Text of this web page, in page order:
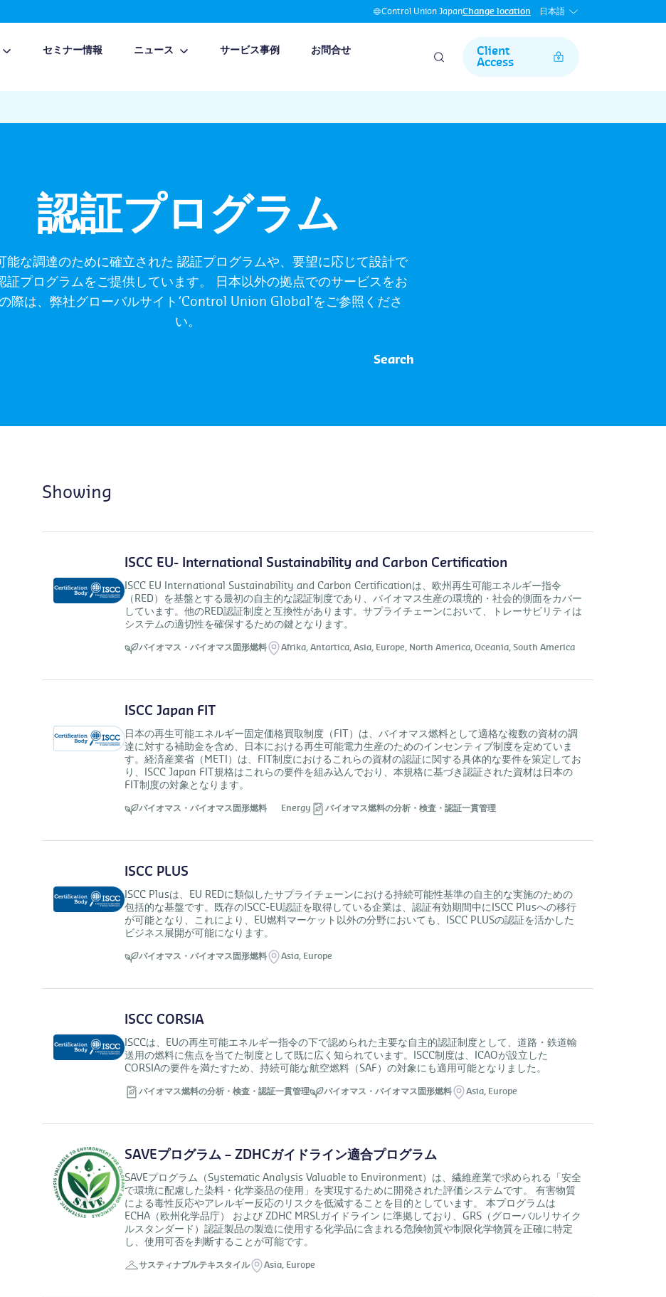
Control Union JapanChange location 日本語
セミナー情報 ニュース サービス事例
お問合せ
Client
Access
認証プログラム
能な調達のために確立された 認証プログラムや、要望に応じて設計で
証プログラムをご提供しています。 日本以外の拠点でのサービスをお
際は、弊社グローバルサイト ‘Control Union Global’をご参照くださ
い。
Search
Showing
ISCC EU- International Sustainability and Carbon Certification
ISCC EU International Sustainability and Carbon Certificationは、欧州再生可能エネルギー指令
（RED）を基盤とする最初の自主的な認証制度であり、バイオマス生産の環境的・社会的側面をカバー
しています。他のRED認証制度と互換性があります。サプライチェーンにおいて、トレーサビリティは
システムの適切性を確保するための鍵となります。
バイオマス・バイオマス固形燃料 Afrika, Antartica, Asia, Europe, North America, Oceania, South America
ISCC Japan FIT
日本の再生可能エネルギー固定価格買取制度（FIT）は、バイオマス燃料として適格な複数の資材の調
達に対する補助金を含め、日本における再生可能電力生産のためのインセンティブ制度を定めていま
す。経済産業省（METI）は、FIT制度におけるこれらの資材の認証に関する具体的な要件を策定してお
り、ISCC Japan FIT規格はこれらの要件を組み込んでおり、本規格に基づき認証された資材は日本の
FIT制度の対象となります。
バイオマス・バイオマス固形燃料 Energy バイオマス燃料の分析・検査・認証一貫管理
ISCC PLUS
ISCC Plusは、EU REDに類似したサプライチェーンにおける持続可能性基準の自主的な実施のための
包括的な基盤です。既存のISCC-EU認証を取得している企業は、認証有効期間中にISCC Plusへの移行
が可能となり、これにより、EU燃料マーケット以外の分野においても、ISCC PLUSの認証を活かした
ビジネス展開が可能になります。
バイオマス・バイオマス固形燃料 Asia, Europe
ISCC CORSIA
ISCCは、EUの再生可能エネルギー指令の下で認められた主要な自主的認証制度として、道路・鉄道輸
送用の燃料に焦点を当てた制度として既に広く知られています。ISCC制度は、ICAOが設立した
CORSIAの要件を満たすため、持続可能な航空燃料（SAF）の対象にも適用可能となりました。
バイオマス燃料の分析・検査・認証一貫管理 バイオマス・バイオマス固形燃料 Asia, Europe
SAVEプログラム – ZDHCガイドライン適合プログラム
SAVEプログラム（Systematic Analysis Valuable to Environment）は、繊維産業で求められる「安全
で環境に配慮した染料・化学薬品の使用」を実現するために開発された評価システムです。 有害物質
による毒性反応やアレルギー反応のリスクを低減することを目的としています。 本プログラムは
ECHA（欧州化学品庁） および ZDHC MRSLガイドライン に準拠しており、GRS（グローバルリサイク
ルスタンダード）認証製品の製造に使用する化学品に含まれる危険物質や制限化学物質を正確に特定
し、使用可否を判断することが可能です。
サスティナブルテキスタイル Asia, Europe